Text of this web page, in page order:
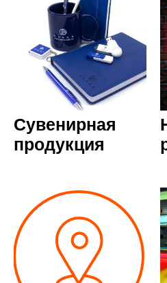
Сувенирная
продукция